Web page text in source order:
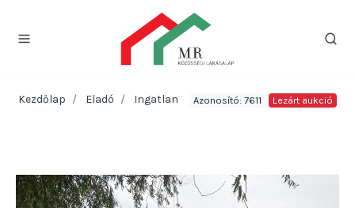
Kezdőlap Eladó Ingatlan Azonosító: 7611 Lezárt aukció